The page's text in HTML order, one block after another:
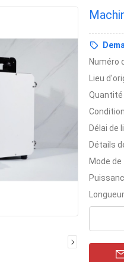
Numéro
Lieu
Quantité
Délai de
Détails
Mode de